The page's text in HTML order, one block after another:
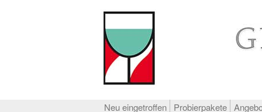
Neu eingetroffen Probierpakete